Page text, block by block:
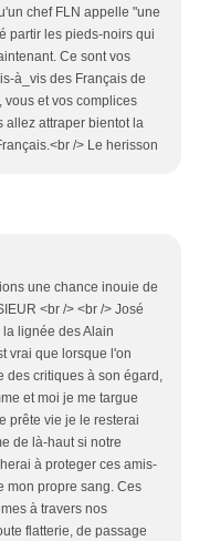
chef FLN appelle "une
partir les pieds-noirs qui
Ce sont vos
à_vis des Français de
vous et vos complices
allez attraper bientot la
/> Le herisson
une chance inouie de
<br /> <br /> José
lignée des Alain
vrai que lorsque l'on
des critiques à son égard,
et moi je me targue
prête vie je le resterai
de là-haut si notre
à proteger ces amis-
mon propre sang. Ces
à travers nos
flatterie, de passage